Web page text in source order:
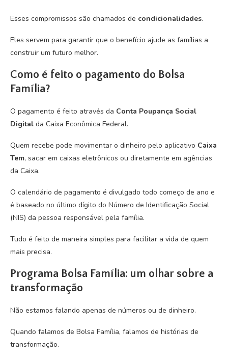
Esses compromissos são chamados de condicionalidades.
Eles servem para garantir que o benefício ajude as famílias a
construir um futuro melhor.
Como é feito o pagamento do Bolsa
Família?
O pagamento é feito através da Conta Poupança Social
Digital da Caixa Econômica Federal.
Quem recebe pode movimentar o dinheiro pelo aplicativo Caixa
Tem, sacar em caixas eletrônicos ou diretamente em agências
da Caixa.
O calendário de pagamento é divulgado todo começo de ano e
é baseado no último dígito do Número de Identificação Social
(NIS) da pessoa responsável pela família.
Tudo é feito de maneira simples para facilitar a vida de quem
mais precisa.
Programa Bolsa Família: um olhar sobre a
transformação
Não estamos falando apenas de números ou de dinheiro.
Quando falamos de Bolsa Família, falamos de histórias de
transformação.